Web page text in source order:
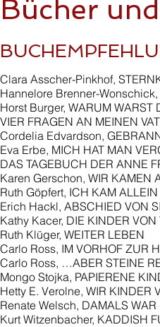
Bücher
Clara Asscher-Pinkhof,
Hannelore Brenner-
Horst Burger, WARUM WARST
VIER FRAGEN AN MEINEN
Cordelia Edvardson,
Eva Erbe, MICH HAT MAN
DAS TAGEBUCH DER ANNE
Karen Gerschon, WIR KAMEN
Ruth Göpfert, ICH KAM ALLEIN
Erich Hackl, ABSCHIED VON
Kathy Kacer, DIE KINDER VON
Ruth Klüger, WEITER LEBEN
Carlo Ross, IM VORHOF ZUR
Carlo Ross, …ABER STEINE
Mongo Stojka, PAPIERENE
Hetty E. Verolne, WIR KINDER
Renate Welsch, DAMALS
Kurt Witzenbacher, KADDISH